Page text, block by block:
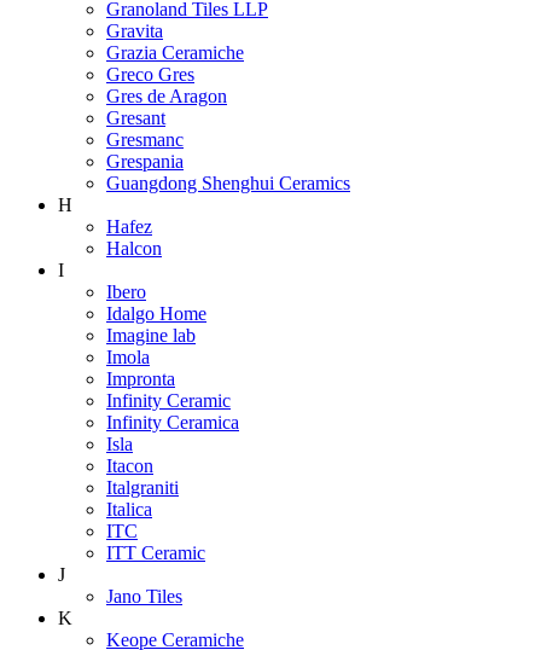
Granoland Tiles LLP
Gravita
Grazia Ceramiche
Greco Gres
Gres de Aragon
Gresant
Gresmanc
Grespania
Guangdong Shenghui Ceramics
H
Hafez
Halcon
I
Ibero
Idalgo Home
Imagine lab
Imola
Impronta
Infinity Ceramic
Infinity Ceramica
Isla
Itacon
Italgraniti
Italica
ITC
ITT Ceramic
J
Jano Tiles
K
Keope Ceramiche